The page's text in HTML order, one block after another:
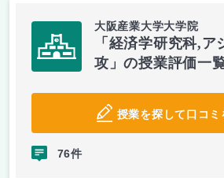
大阪産業大学大学院
「経済学研究科,
攻」の授業評価一
授業を探して口コミ
76件